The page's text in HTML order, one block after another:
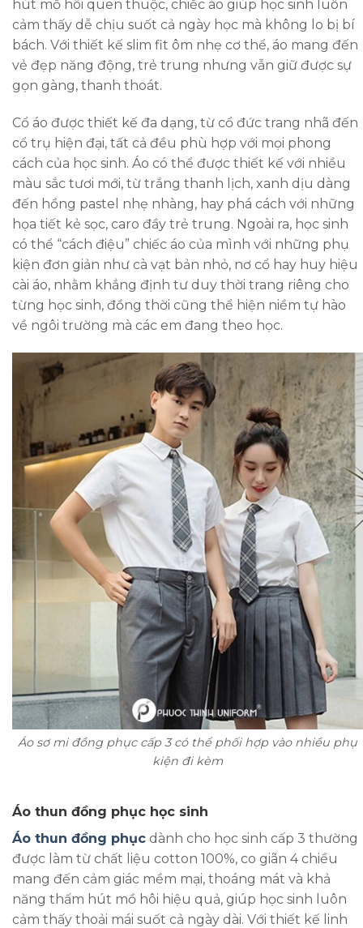
hút mồ hôi quen thuộc, chiếc áo giúp học sinh luôn
cảm thấy dễ chịu suốt cả ngày học mà không lo bị bí
bách. Với thiết kế slim fit ôm nhẹ cơ thể, áo mang đến
vẻ đẹp năng động, trẻ trung nhưng vẫn giữ được sự
gọn gàng, thanh thoát.
Cổ áo được thiết kế đa dạng, từ cổ đức trang nhã đến
cổ trụ hiện đại, tất cả đều phù hợp với mọi phong
cách của học sinh. Áo có thể được thiết kế với nhiều
màu sắc tươi mới, từ trắng thanh lịch, xanh dịu dàng
đến hồng pastel nhẹ nhàng, hay phá cách với những
họa tiết kẻ sọc, caro đầy trẻ trung. Ngoài ra, học sinh
có thể “cách điệu” chiếc áo của mình với những phụ
kiện đơn giản như cà vạt bản nhỏ, nơ cổ hay huy hiệu
cài áo, nhằm khẳng định tư duy thời trang riêng cho
từng học sinh, đồng thời cũng thể hiện niềm tự hào
về ngôi trường mà các em đang theo học.
Áo sơ mi đồng phục cấp 3 có thể phối hợp vào nhiều phụ
kiện đi kèm
Áo thun đồng phục học sinh
Áo thun đồng phục dành cho học sinh cấp 3 thường
được làm từ chất liệu cotton 100%, co giãn 4 chiều
mang đến cảm giác mềm mại, thoáng mát và khả
năng thấm hút mồ hôi hiệu quả, giúp học sinh luôn
cảm thấy thoải mái suốt cả ngày dài. Với thiết kế linh